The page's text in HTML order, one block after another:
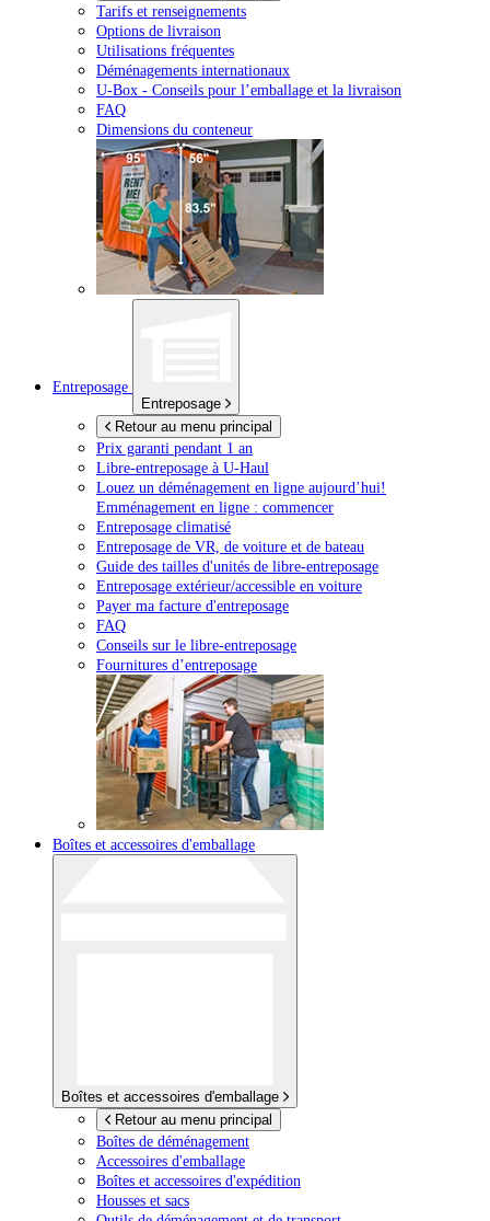
Tarifs et renseignements
Options de livraison
Utilisations fréquentes
Déménagements internationaux
U-Box - Conseils pour l’emballage et la livraison
FAQ
Dimensions du conteneur
Entreposage
Entreposage
Retour au menu principal
Prix garanti pendant 1 an
Libre-entreposage à U-Haul
Louez un déménagement en ligne aujourd’hui!
Emménagement en ligne : commencer
Entreposage climatisé
Entreposage de VR, de voiture et de bateau
Guide des tailles d'unités de libre-entreposage
Entreposage extérieur/accessible en voiture
Payer ma facture d'entreposage
FAQ
Conseils sur le libre-entreposage
Fournitures d’entreposage
Boîtes et accessoires d'emballage
Boîtes et accessoires d'emballage
Retour au menu principal
Boîtes de déménagement
Accessoires d'emballage
Boîtes et accessoires d'expédition
Housses et sacs